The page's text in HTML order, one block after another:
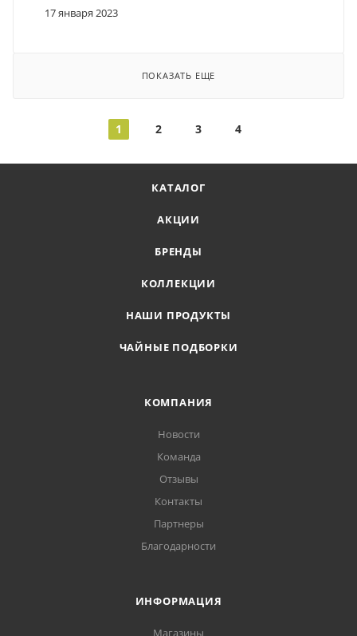
17 января 2023
ПОКАЗАТЬ ЕЩЕ
1 2 3 4
КАТАЛОГ
АКЦИИ
БРЕНДЫ
КОЛЛЕКЦИИ
НАШИ ПРОДУКТЫ
ЧАЙНЫЕ ПОДБОРКИ
КОМПАНИЯ
Новости
Команда
Отзывы
Контакты
Партнеры
Благодарности
ИНФОРМАЦИЯ
Магазины